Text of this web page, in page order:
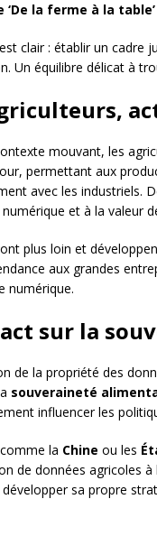
la ferme à la table’
clair : établir un
Un équilibre délicat à
mouvant, les
permettant aux
avec les industriels.
et à la valeur
plus loin et
aux grandes
numérique.
sur la
de la propriété des
souveraineté
influencer les
la Chine ou les
de données agricoles
sa propre